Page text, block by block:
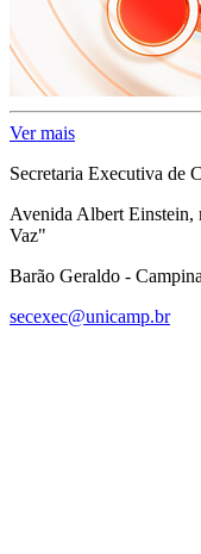
Ver mais
Secretaria Executiva de
Avenida Albert
Vaz"
Barão Geraldo -
secexec@unicamp.br